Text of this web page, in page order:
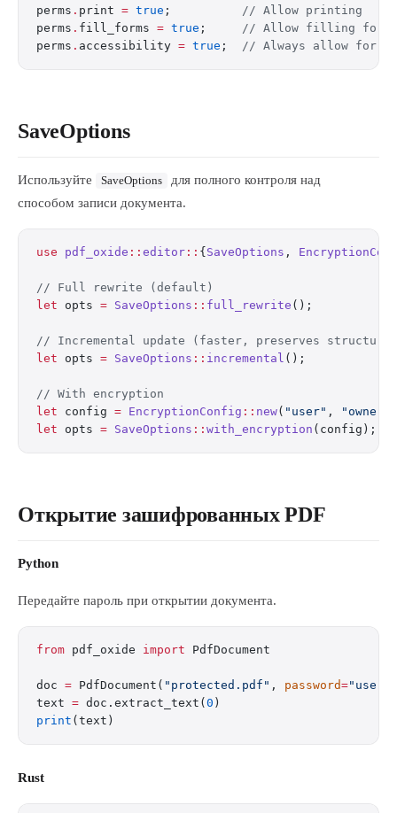
perms . print = true ; // Allow printing
perms . fill_forms = true ; // Allow filling forms
perms . accessibility = true ; // Always allow for
SaveOptions
Используйте SaveOptions
для полного контроля над
способом записи документа.
use pdf_oxide :: editor :: { SaveOptions ,
// Full rewrite (default)
let opts = SaveOptions :: full_rewrite ();
// Incremental update (faster, preserves structure)
let opts = SaveOptions :: incremental ();
// With encryption
let config = EncryptionConfig :: new( "user" , "owner"
let opts = SaveOptions :: with_encryption (config);
Открытие зашифрованных PDF
Python
Передайте пароль при открытии документа.
from pdf_oxide import PdfDocument
doc = PdfDocument( "protected.pdf" , password=
text = doc.extract_text( 0 )
print (text)
Rust